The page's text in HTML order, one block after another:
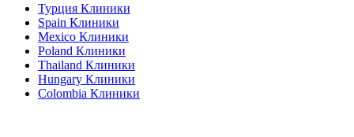
Турция Клиники
Spain Клиники
Mexico Клиники
Poland Клиники
Thailand Клиники
Hungary Клиники
Colombia Клиники